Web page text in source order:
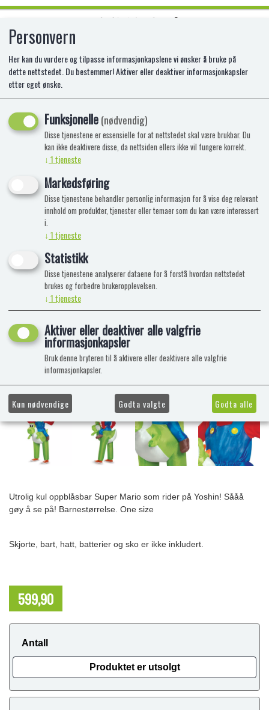
MARIO RIDING YOSHI INFLATABLE
EX-5858154
Utrolig kul oppblåsbar Super Mario som rider på Yoshin! Sååå
gøy å se på! Barnestørrelse. One size
Skjorte, bart, hatt, batterier og sko er ikke inkludert.
599,90
Antall
Produktet er utsolgt
Personvern
Her kan du vurdere og tilpasse informasjonkapslene vi ønsker å bruke på
dette nettstedet. Du bestemmer! Aktiver eller deaktiver informasjonkapsler
etter eget ønske.
Funksjonelle(nødvendig)
Disse tjenestene er essensielle for at nettstedet skal være brukbar. Du
kan ikke deaktivere disse, da nettsiden ellers ikke vil fungere korrekt.
↓ 1tjeneste
Markedsføring
Disse tjenestene behandler personlig informasjon for å vise deg relevant
innhold om produkter, tjenester eller temaer som du kan være interessert
i.
↓ 1tjeneste
Statistikk
Disse tjenestene analyserer dataene for å forstå hvordan nettstedet
brukes og forbedre brukeropplevelsen.
↓ 1tjeneste
Aktiver eller deaktiver alle valgfrie
informasjonkapsler
Bruk denne bryteren til å aktivere eller deaktivere alle valgfrie
informasjonkapsler.
Kun nødvendige Godta valgte Godta alle